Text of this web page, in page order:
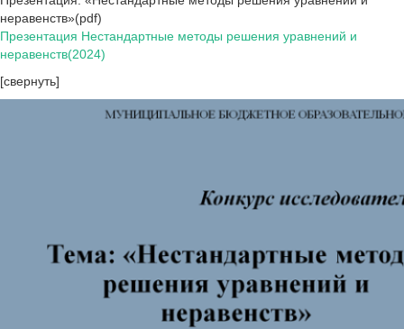
неравенств»(pdf)
Презентация Нестандартные методы решения уравнений и
неравенств(2024)
[свернуть]